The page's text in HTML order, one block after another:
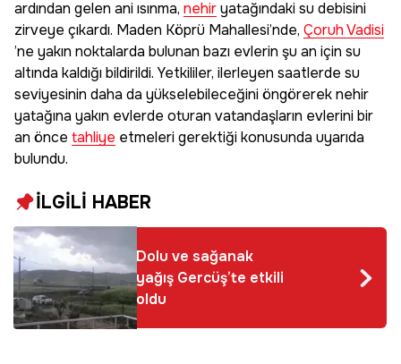
ardından gelen ani ısınma, nehiryatağındaki su debisini
zirveye çıkardı. Maden Köprü Mahallesi’nde, Çoruh Vadisi
’ne yakın noktalarda bulunan bazı evlerin şu an için su
altında kaldığı bildirildi. Yetkililer, ilerleyen saatlerde su
seviyesinin daha da yükselebileceğini öngörerek nehir
yatağına yakın evlerde oturan vatandaşların evlerini bir
an önce tahliye etmeleri gerektiği konusunda uyarıda
bulundu.
İLGİLİ HABER
Dolu ve sağanak
yağış Gercüş’te etkili
oldu